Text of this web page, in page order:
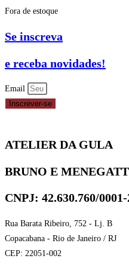
Fora de estoque
Se inscreva
e receba novidades!
Email
Inscrever-se
ATELIER DA GULA
BRUNO E
CNPJ: 42.630.760/
Rua Barata Ribeiro, 752 - Lj. B
Copacabana - Rio de Janeiro / RJ
CEP: 22051-002